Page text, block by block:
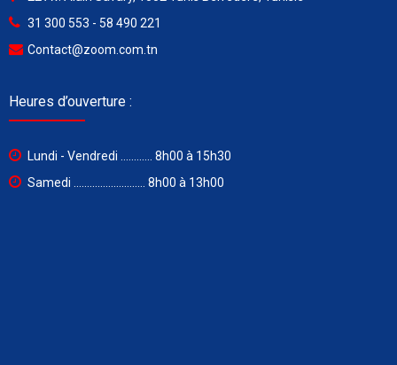
31 300 553 - 58 490 221
Contact@zoom.com.tn
Heures d’ouverture :
Lundi - Vendredi ............ 8h00 à 15h30
Samedi ........................... 8h00 à 13h00